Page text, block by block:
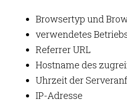
Browsertyp und
verwendetes
Referrer URL
Hostname des
Uhrzeit der
IP-Adresse